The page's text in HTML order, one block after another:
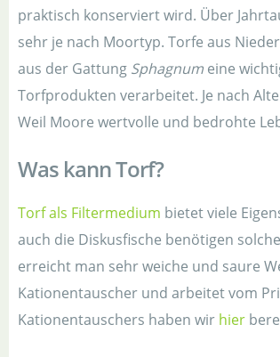
praktisch konserviert wird. Über
sehr je nach Moortyp. Torfe aus
aus der Gattung Sphagnum eine
Torfprodukten verarbeitet. Je nach
Weil Moore wertvolle und bedrohte
Was kann Torf?
Torf als Filtermedium bietet viele
auch die Diskusfische benötigen
erreicht man sehr weiche und saure
Kationentauscher und arbeitet vom
Kationentauschers haben wir hier